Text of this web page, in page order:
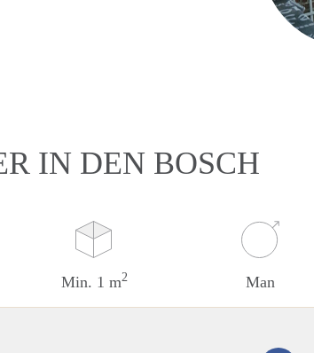
IN DEN BOSCH
Min. 1 m2 Man